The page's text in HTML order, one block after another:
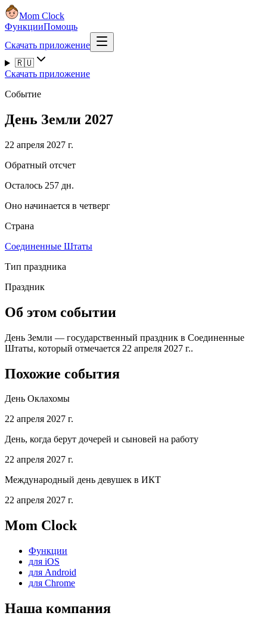
Mom Clock
ФункцииПомощь
Скачать приложение
🇷🇺
Скачать приложение
Событие
День Земли 2027
22 апреля 2027 г.
Обратный отсчет
Осталось 257 дн.
Оно начинается в четверг
Страна
Соединенные Штаты
Тип праздника
Праздник
Об этом событии
День Земли — государственный праздник в Соединенные
Штаты, который отмечается 22 апреля 2027 г..
Похожие события
День Оклахомы
22 апреля 2027 г.
День, когда берут дочерей и сыновей на работу
22 апреля 2027 г.
Международный день девушек в ИКТ
22 апреля 2027 г.
Mom Clock
Функции
для iOS
для Android
для Chrome
Наша компания